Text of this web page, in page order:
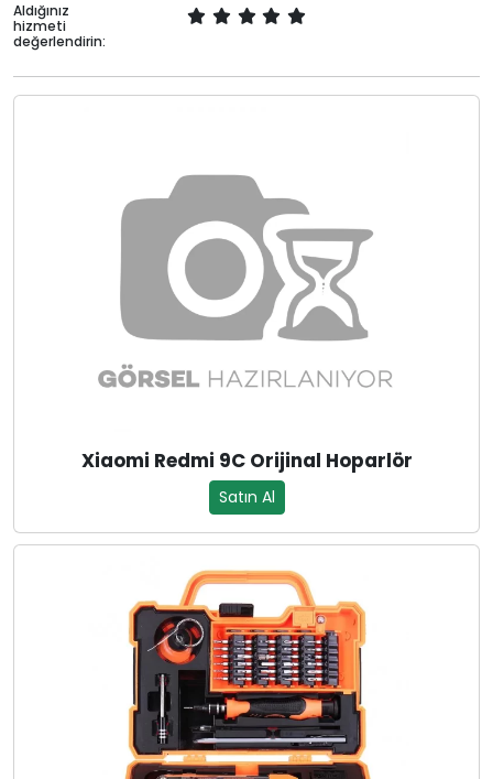
Aldığınız
hizmeti
değerlendirin:
Xiaomi Redmi 9C Orijinal Hoparlör
Satın Al